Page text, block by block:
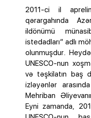
2011-ci il
qərargahında
ildönümü
istedadları” adlı
olunmuşdur.
UNESCO-nun
və təşkilatın baş
izləyənlər
Mehriban
Eyni zamanda,